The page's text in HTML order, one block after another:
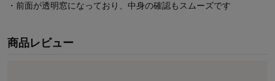
・前面が透明窓になっており、中身の確認もスムーズです
商品レビュー